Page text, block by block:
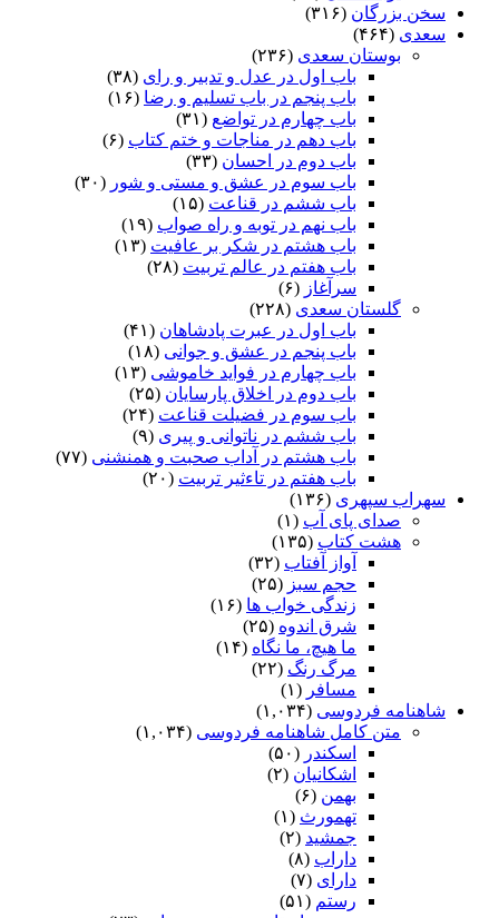
سخن بزرگان (۳۱۶)
سعدی (۴۶۴)
بوستان سعدی (۲۳۶)
باب اول در عدل و تدبیر و رای (۳۸)
باب پنجم در باب تسلیم و رضا (۱۶)
باب چهارم در تواضع (۳۱)
باب دهم در مناجات و ختم کتاب (۶)
باب دوم در احسان (۳۳)
باب سوم در عشق و مستی و شور (۳۰)
باب ششم در قناعت (۱۵)
باب نهم در توبه و راه صواب (۱۹)
باب هشتم در شکر بر عافیت (۱۳)
باب هفتم در عالم تربیت (۲۸)
سرآغاز (۶)
گلستان سعدی (۲۲۸)
باب اول در عبرت پادشاهان (۴۱)
باب پنجم در عشق و جوانى (۱۸)
باب چهارم در فواید خاموشى (۱۳)
باب دوم در اخلاق پارسایان (۲۵)
باب سوم در فضیلت قناعت (۲۴)
باب ششم در ناتوانى و پیرى (۹)
باب هشتم در آداب صحبت و همنشنى (۷۷)
باب هفتم در تاءثیر تربیت (۲۰)
سهراب سپهری (۱۳۶)
صدای پای آب (۱)
هشت کتاب (۱۳۵)
آواز آفتاب (۳۲)
حجم سبز (۲۵)
زندگی خواب ها (۱۶)
شرق اندوه (۲۵)
ما هیچ، ما نگاه (۱۴)
مرگ رنگ (۲۲)
مسافر (۱)
شاهنامه فردوسی (۱,۰۳۴)
متن کامل شاهنامه فردوسی (۱,۰۳۴)
اسکندر (۵۰)
اشکانیان (۲)
بهمن (۶)
تهمورث (۱)
جمشید (۲)
داراب (۸)
دارای (۷)
رستم (۵۱)